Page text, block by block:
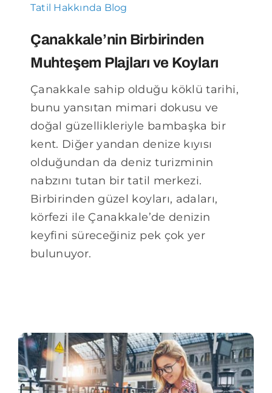
Çanakkale’nin Birbirinden
Muhteşem Plajları ve Koyları
bunu yansıtan mimari dokusu ve
doğal güzellikleriyle bambaşka bir
kent. Diğer yandan denize kıyısı
olduğundan da deniz turizminin
nabzını tutan bir tatil merkezi.
Birbirinden güzel koyları, adaları,
körfezi ile Çanakkale’de denizin
keyfini süreceğiniz pek çok yer
bulunuyor.